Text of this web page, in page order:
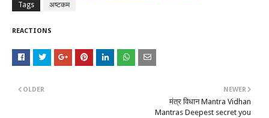
Tags अष्टकम
REACTIONS
NEWER
मंत्र विधान Mantra Vidhan
Mantras Deepest secret you
OLDER